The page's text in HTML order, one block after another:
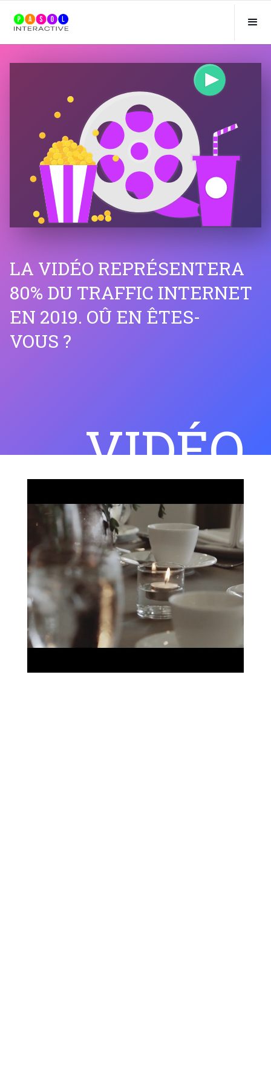
LA VIDÉO REPRÉSENTERA
80% DU TRAFFIC INTERNET
EN 2019. OÛ EN ÊTES-
VOUS ?
VIDÉO